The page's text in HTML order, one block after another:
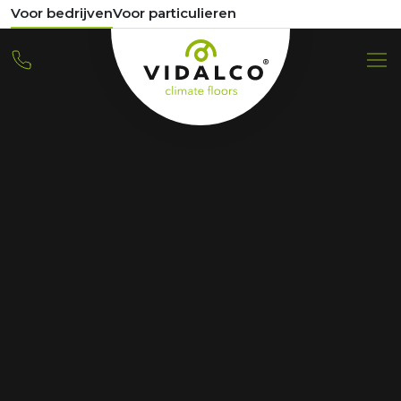
Voor bedrijvenVoor particulieren